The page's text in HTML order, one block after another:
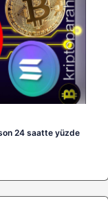
24 saatte yüzde